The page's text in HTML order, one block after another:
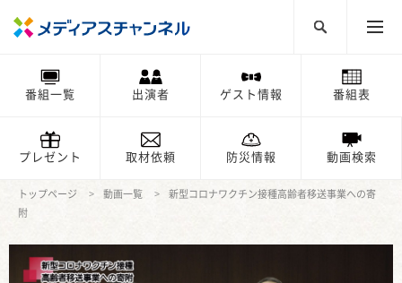
番組一覧 出演者 ゲスト情報 番組表
プレゼント 取材依頼 防災情報 動画検索
トップページ 動画一覧
新型コロナワクチン接種高齢者移送事業への寄
附